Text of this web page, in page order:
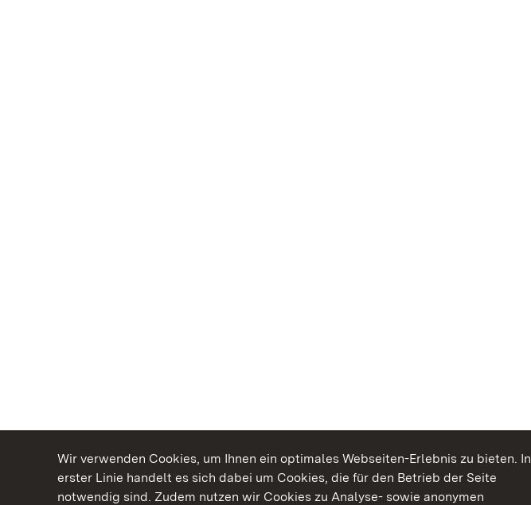
Wir verwenden Cookies, um Ihnen ein optimales Webseiten-Erlebnis zu bieten. In
erster Linie handelt es sich dabei um Cookies, die für den Betrieb der Seite
notwendig sind. Zudem nutzen wir Cookies zu Analyse- sowie anonymen